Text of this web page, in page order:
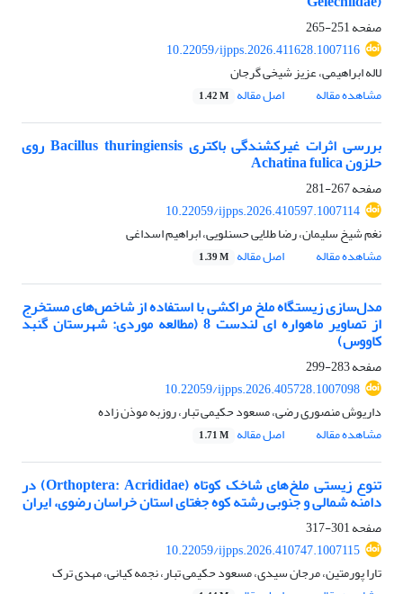
صفحه251-265
10.22059/ijpps.2026.411628.1007116
لاله ابراهیمی، عزیز شیخی گرجان
مشاهده مقاله
اصل مقاله 1.42 M
بررسی اثرات غیرکشندگی باکتری Bacillus thuringiensis روی
حلزون Achatina fulica
صفحه267-281
10.22059/ijpps.2026.410597.1007114
نغم شیخ سلیمان، رضا طلایی حسنلویی، ابراهیم اسداغی
مشاهده مقاله
اصل مقاله 1.39 M
مدل‌سازی زیستگاه ملخ مراکشی با استفاده از شاخص‌های مستخرج
از تصاویر ماهواره ای لندست 8 (مطالعه موردی: شهرستان گنبد
کاووس)
صفحه283-299
10.22059/ijpps.2026.405728.1007098
داریوش منصوری رضی، مسعود حکیمی تبار، روزبه موذن زاده
مشاهده مقاله
اصل مقاله 1.71 M
تنوع زیستی ملخ‌های شاخک کوتاه (Orthoptera: Acrididae) در
دامنه شمالی و جنوبی رشته کوه جغتای استان خراسان رضوی، ایران
صفحه301-317
10.22059/ijpps.2026.410747.1007115
تارا پورمتین، مرجان سیدی، مسعود حکیمی تبار، نجمه کیانی، مهدی ترک